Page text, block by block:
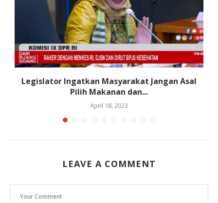
Legislator Ingatkan Masyarakat Jangan Asal
Pilih Makanan dan...
April 18, 2023
LEAVE A COMMENT